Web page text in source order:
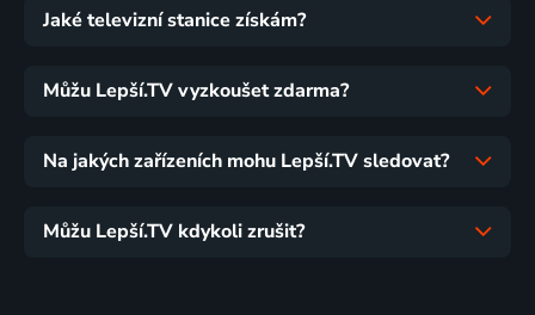
Jaké televizní stanice získám?
Můžu Lepší.TV vyzkoušet zdarma?
Na jakých zařízeních mohu Lepší.TV sledovat?
Můžu Lepší.TV kdykoli zrušit?